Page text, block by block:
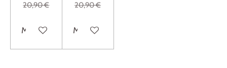
20,90 €
M'avertir si disponible
20,90 €
M'avertir si disponible